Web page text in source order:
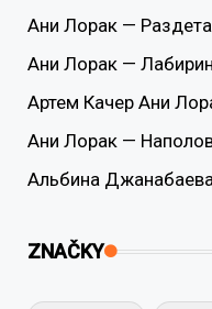
Ани Лорак —
Ани Лорак —
Артем Качер Ани
Ани Лорак —
Альбина
ZNAČKY